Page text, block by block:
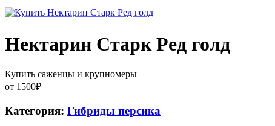
Нектарин Старк Ред голд
Купить саженцы и крупномеры
от 1500₽
Категория: Гибриды персика